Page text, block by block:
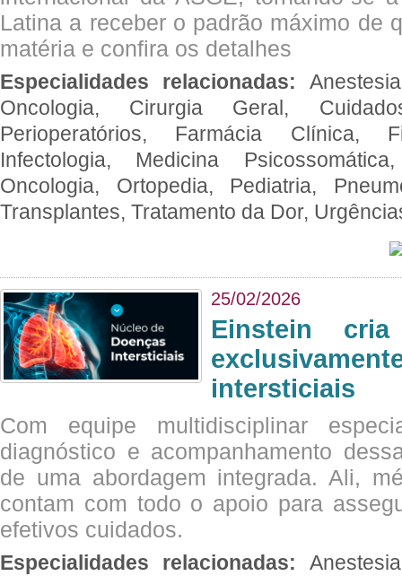
Latina a receber o padrão máximo de
matéria e confira os detalhes
Especialidades relacionadas:
Oncologia, Cirurgia Geral,
Perioperatórios, Farmácia Clínica,
Infectologia, Medicina
Oncologia, Ortopedia, Pediatria,
Transplantes, Tratamento da Dor,
25/02/2026
Einstein
intersticiais
Com equipe multidisciplinar
diagnóstico e acompanhamento
de uma abordagem integrada. Ali,
contam com todo o apoio para
efetivos cuidados.
Especialidades relacionadas: